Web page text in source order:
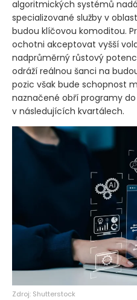
algoritmických systémů
specializované služby v
budou klíčovou komoditou.
ochotni akceptovat vyšší
nadprůměrný růstový
odráží reálnou šanci na
pozic však bude schopnost
naznačené obří programy
v následujících kvartálech.
Zdroj: Shutterstock